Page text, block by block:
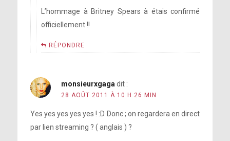
L’hommage à Britney Spears à étais confirmé
officiellement !!
RÉPONDRE
monsieurxgaga dit :
28 AOÛT 2011 À 10 H 26 MIN
Yes yes yes yes yes ! :D Donc ; on regardera en direct
par lien streaming ? ( anglais ) ?